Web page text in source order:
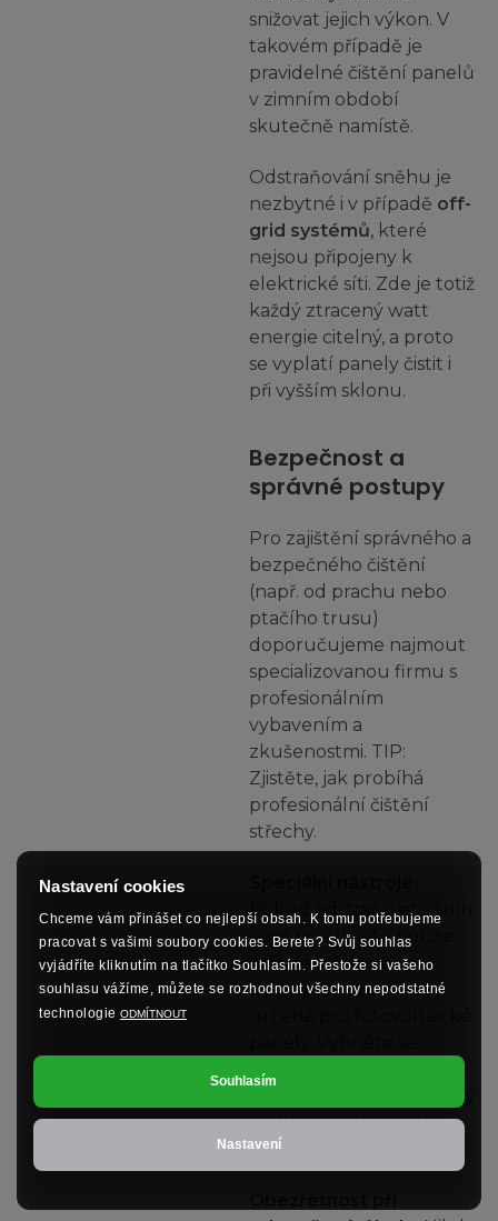
Nastavení cookies
Chceme vám přinášet co nejlepší obsah. K tomu potřebujeme
pracovat s vašimi soubory cookies. Berete? Svůj souhlas
vyjádříte kliknutím na tlačítko Souhlasím. Přestože si vašeho
souhlasu vážíme, můžete se rozhodnout všechny nepodstatné
technologie ODMÍTNOUT
Souhlasím
Nastavení
snižovat jejich výkon. V
takovém případě je
pravidelné čištění panelů
v zimním období
skutečně namístě.
Odstraňování sněhu je
nezbytné i v případě off-
grid systémů, které
nejsou připojeny k
elektrické síti. Zde je totiž
každý ztracený watt
energie citelný, a proto
se vyplatí panely čistit i
při vyšším sklonu.
Bezpečnost a
správné postupy
Pro zajištění správného a
bezpečného čištění
(např. od prachu nebo
ptačího trusu)
doporučujeme najmout
specializovanou firmu s
profesionálním
vybavením a
zkušenostmi. TIP:
Zjistěte, jak probíhá
profesionální čištění
střechy.
Pokud odstraňujete sníh
sami, používejte pouze
měkké stěrky a
shrnovače speciálně
košťatům, lopatám a
jiným nástrojům, které by
mohly povrch panelů
poškodit.